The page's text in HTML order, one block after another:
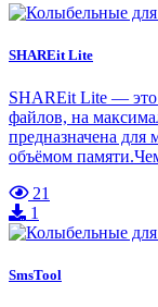
SHAREit Lite
SHAREit Lite — это
файлов, на
предназначена
объёмом
21
1
SmsTool